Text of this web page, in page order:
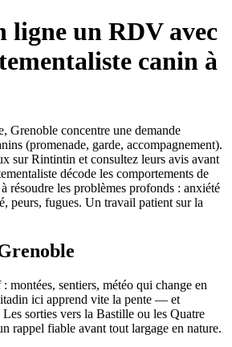
ligne un RDV avec
canin à
Grenoble concentre une demande
(promenade, garde, accompagnement).
sur Rintintin et consultez leurs avis avant
décode les comportements de
résoudre les problèmes profonds : anxiété
peurs, fugues. Un travail patient sur la
montées, sentiers, météo qui change en
ici apprend vite la pente — et
sorties vers la Bastille ou les Quatre
rappel fiable avant tout largage en nature.